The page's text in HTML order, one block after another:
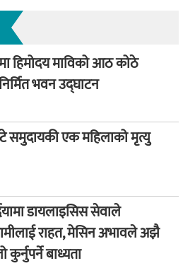
हिमोदय माविको आठ कोठे
भवन उद्घाटन
समुदायकी एक महिलाको मृत्यु
डायलाइसिस सेवाले
राहत, मेसिन अभावले अझै
कुर्नुपर्ने बाध्यता